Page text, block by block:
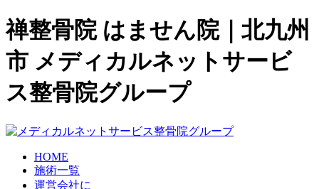
禅整骨院 はません院｜北九州
市 メディカルネットサービ
ス整骨院グループ
HOME
施術一覧
運営会社に